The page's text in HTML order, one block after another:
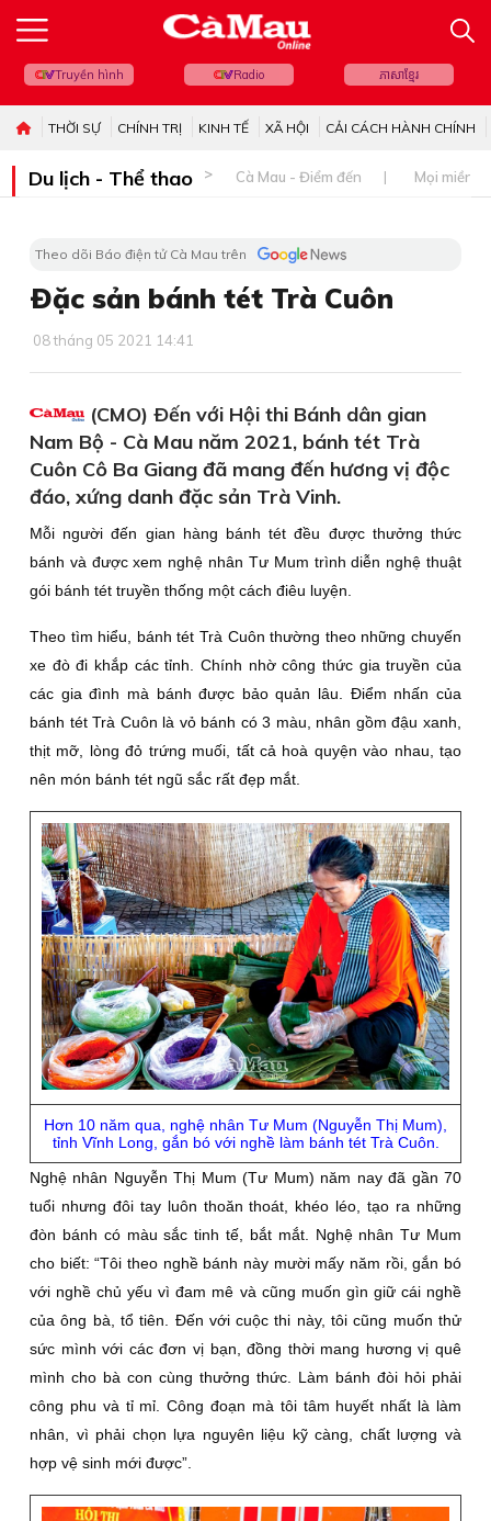
Truyền hình Radio ភាសាខ្មែរ
THỜI SỰ CHÍNH TRỊ KINH TẾ XÃ HỘI CẢI CÁCH HÀNH CHÍNH
Du lịch - Thể thao Cà Mau - Điểm đến Mọi miền
Theo dõi Báo điện tử Cà Mau trên
Ðặc sản bánh tét Trà Cuôn
08 tháng 05 2021 14:41
(CMO) Ðến với Hội thi Bánh dân gian
Nam Bộ - Cà Mau năm 2021, bánh tét Trà
Cuôn Cô Ba Giang đã mang đến hương vị độc
đáo, xứng danh đặc sản Trà Vinh.
Mỗi người đến gian hàng bánh tét đều được thưởng thức
bánh và được xem nghệ nhân Tư Mum trình diễn nghệ thuật
gói bánh tét truyền thống một cách điêu luyện.
Theo tìm hiểu, bánh tét Trà Cuôn thường theo những chuyến
xe đò đi khắp các tỉnh. Chính nhờ công thức gia truyền của
các gia đình mà bánh được bảo quản lâu. Ðiểm nhấn của
bánh tét Trà Cuôn là vỏ bánh có 3 màu, nhân gồm đậu xanh,
thịt mỡ, lòng đỏ trứng muối, tất cả hoà quyện vào nhau, tạo
nên món bánh tét ngũ sắc rất đẹp mắt.
Hơn 10 năm qua, nghệ nhân Tư Mum (Nguyễn Thị Mum),
tỉnh Vĩnh Long, gắn bó với nghề làm bánh tét Trà Cuôn.
Nghệ nhân Nguyễn Thị Mum (Tư Mum) năm nay đã gần 70
tuổi nhưng đôi tay luôn thoăn thoát, khéo léo, tạo ra những
đòn bánh có màu sắc tinh tế, bắt mắt. Nghệ nhân Tư Mum
cho biết: “Tôi theo nghề bánh này mười mấy năm rồi, gắn bó
với nghề chủ yếu vì đam mê và cũng muốn gìn giữ cái nghề
của ông bà, tổ tiên. Ðến với cuộc thi này, tôi cũng muốn thử
sức mình với các đơn vị bạn, đồng thời mang hương vị quê
mình cho bà con cùng thưởng thức. Làm bánh đòi hỏi phải
công phu và tỉ mỉ. Công đoạn mà tôi tâm huyết nhất là làm
nhân, vì phải chọn lựa nguyên liệu kỹ càng, chất lượng và
hợp vệ sinh mới được”.